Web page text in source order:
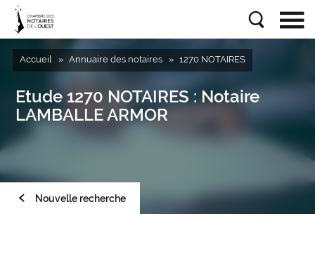
Accueil Annuaire des notaires 1270 NOTAIRES
Etude 1270 NOTAIRES : Notaire
LAMBALLE ARMOR
Nouvelle recherche